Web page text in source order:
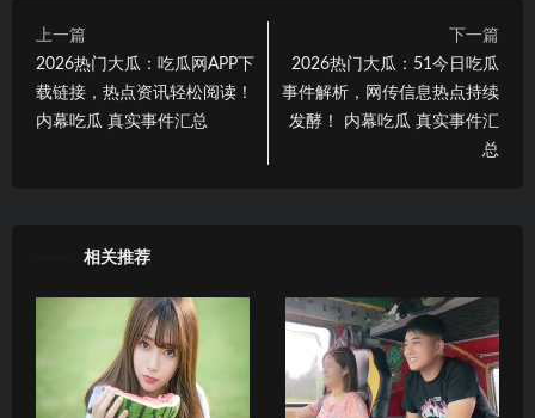
上一篇
2026热门大瓜：吃瓜网APP下
载链接，热点资讯轻松阅读！
内幕吃瓜 真实事件汇总
下一篇
2026热门大瓜：51今日吃瓜
事件解析，网传信息热点持续
发酵！ 内幕吃瓜 真实事件汇
总
相关推荐